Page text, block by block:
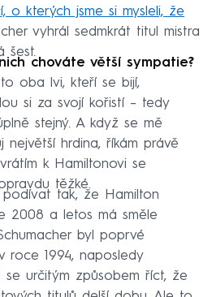
o kterých jsme si mysleli, že
vyhrál sedmkrát titul mistra
šest.
chováte větší sympatie?
oba lvi, kteří se bijí,
si za svojí kořistí – tedy
stejný. A když se mě
hrdina, říkám právě
k Hamiltonovi se
těžké.
tak, že Hamilton
2008 a letos má směle
byl poprvé
roce 1994, naposledy
určitým způsobem říct, že